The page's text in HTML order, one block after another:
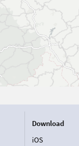
Download
iOS